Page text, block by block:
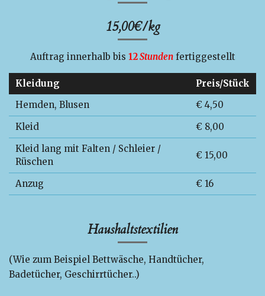
15,00€/kg
Auftrag innerhalb bis 12Stundenfertiggestellt
Kleidung
Preis/Stück
Hemden, Blusen
€ 4,50
Kleid
€ 8,00
Kleid lang mit Falten / Schleier /
Rüschen
€ 15,00
Anzug € 16
Haushaltstextilien
(Wie zum Beispiel Bettwäsche, Handtücher,
Badetücher, Geschirrtücher..)